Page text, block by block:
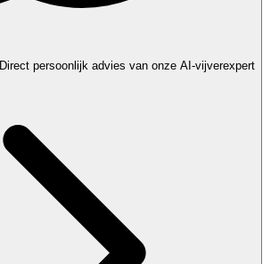
Direct persoonlijk advies van onze AI-vijverexpert